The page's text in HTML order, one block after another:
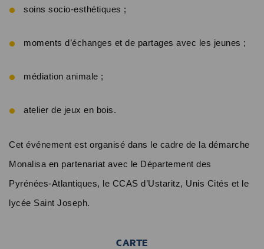
soins socio-esthétiques ;
moments d’échanges et de partages avec les jeunes ;
médiation animale ;
atelier de jeux en bois.
Cet événement est organisé dans le cadre de la démarche
Monalisa en partenariat avec le Département des
Pyrénées-Atlantiques, le CCAS d’Ustaritz, Unis Cités et le
lycée Saint Joseph.
CARTE